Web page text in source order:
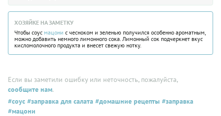
ХОЗЯЙКЕ НА ЗАМЕТКУ
Чтобы соус мацони с чесноком и зеленью получился особенно ароматным,
можно добавить немного лимонного сока. Лимонный сок подчеркнет вкус
кисломолочного продукта и внесет свежую нотку.
Если вы заметили ошибку или неточность, пожалуйста,
сообщите нам.
#соус #заправка для салата #домашние рецепты #заправка
#мацони